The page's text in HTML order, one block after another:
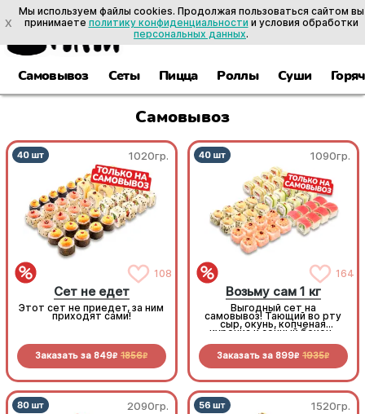
Самовывоз Сеты Пицца Роллы Суши
Самовывоз
1020гр.
108
Сет не едет
Этот сет не приедет, за ним
приходят сами!
Заказать за 849R 1856R
1090гр.
164
Возьму сам 1 кг
Выгодный сет на
самовывоз! Тающий во рту
сыр, окунь, копченая
курочка и сочный бекон-
Заказать за 899R 1935R
2090гр. 1520гр.
X
Мы используем файлы cookies. Продолжая пользоваться сайтом вы
принимаете политику конфиденциальности и условия обработки
персональных данных.